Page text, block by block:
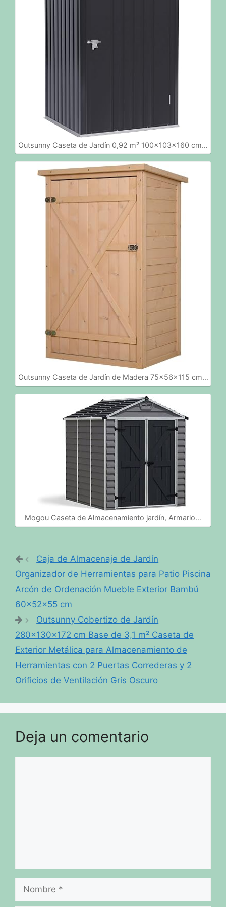
Outsunny Caseta de Jardín 0,92 m² 100x103x160 cm…
Outsunny Caseta de Jardín de Madera 75x56x115 cm…
Mogou Caseta de Almacenamiento jardín, Armario…
Caja de Almacenaje de Jardín
Organizador de Herramientas para Patio Piscina
Arcón de Ordenación Mueble Exterior Bambú
60x52x55 cm
Outsunny Cobertizo de Jardín
280x130x172 cm Base de 3,1 m² Caseta de
Exterior Metálica para Almacenamiento de
Herramientas con 2 Puertas Correderas y 2
Orificios de Ventilación Gris Oscuro
Deja un comentario
Nombre